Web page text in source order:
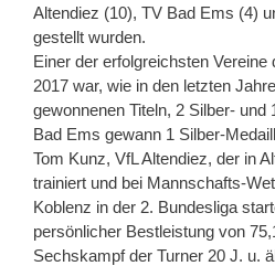
Altendiez (10), TV Bad Ems (4)
gestellt wurden.
Einer der erfolgreichsten
2017 war, wie in den letzten
gewonnenen Titeln, 2 Silber-
Bad Ems gewann 1 Silber-
Tom Kunz, VfL Altendiez, der in
trainiert und bei Mannschafts-
Koblenz in der 2. Bundesliga
persönlicher Bestleistung von
Sechskampf der Turner 20 J. u.